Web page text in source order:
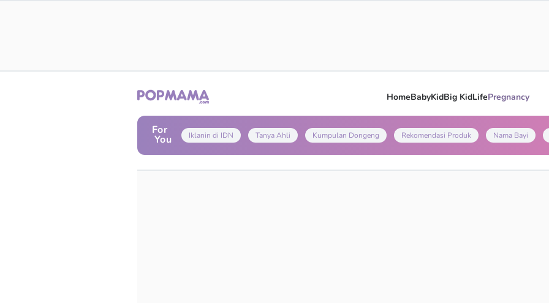
HomeBabyKidBig KidLifePregnancy
For
You Iklanin di IDN Tanya Ahli Kumpulan Dongeng Rekomendasi Produk Nama Bayi